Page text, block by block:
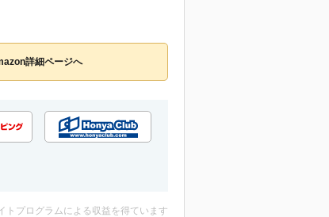
詳細ページへ
トプログラムによる収益を得ています